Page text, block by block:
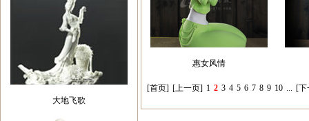
大地飞歌
惠女风情
[首页] [上一页] 1 2 3 4 5 6 7 8 9 10 ... [下